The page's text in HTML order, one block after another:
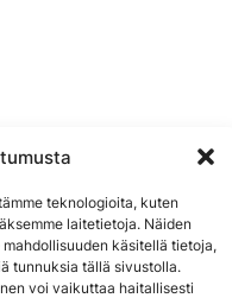
teknologioita, kuten
laitetietoja. Näiden
käsitellä tietoja,
tunnuksia tällä sivustolla.
voi vaikuttaa haitallisesti